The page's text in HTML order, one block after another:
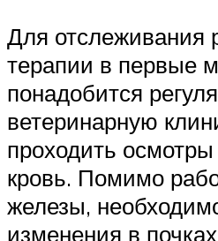
Для отслеживания
терапии в первые
понадобится
ветеринарную
проходить
кровь. Помимо
железы,
изменения в